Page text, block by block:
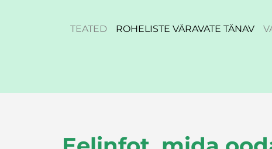
TEATED ROHELISTE VÄRAVATE TÄNAV